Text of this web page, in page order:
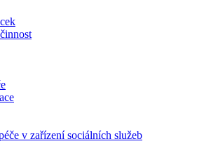
v zařízení sociálních služeb